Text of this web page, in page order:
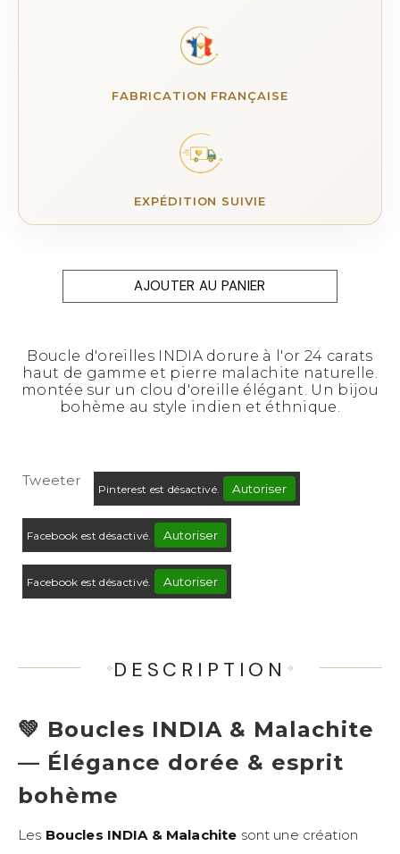
FABRICATION FRANÇAISE
EXPÉDITION SUIVIE
AJOUTER AU PANIER
Boucle d'oreilles INDIA dorure à l'or 24 carats
haut de gamme et pierre malachite naturelle.
montée sur un clou d'oreille élégant. Un bijou
bohème au style indien et éthnique.
Tweeter
Pinterest est désactivé. Autoriser
Facebook est désactivé. Autoriser
Facebook est désactivé. Autoriser
DESCRIPTION
💚 Boucles INDIA & Malachite
— Élégance dorée & esprit
bohème
Les Boucles INDIA & Malachite sont une création